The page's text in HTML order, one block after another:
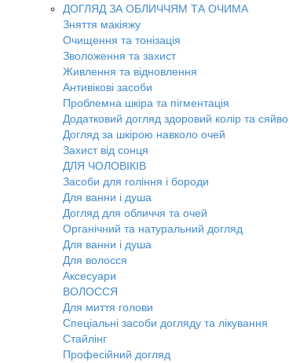
ДОГЛЯД ЗА ОБЛИЧЧЯМ ТА ОЧИМА
Зняття макіяжу
Очищення та тонізація
Зволоження та захист
Живлення та відновлення
Антивікові засоби
Проблемна шкіра та пігментація
Додатковий догляд здоровий колір та сяйво
Догляд за шкірою навколо очей
Захист від сонця
ДЛЯ ЧОЛОВІКІВ
Засоби для гоління і бороди
Для ванни і душа
Догляд для обличчя та очей
Органічний та натуральний догляд
Для ванни і душа
Для волосся
Аксесуари
ВОЛОССЯ
Для миття голови
Спеціальні засоби догляду та лікування
Стайлінг
Професійний догляд